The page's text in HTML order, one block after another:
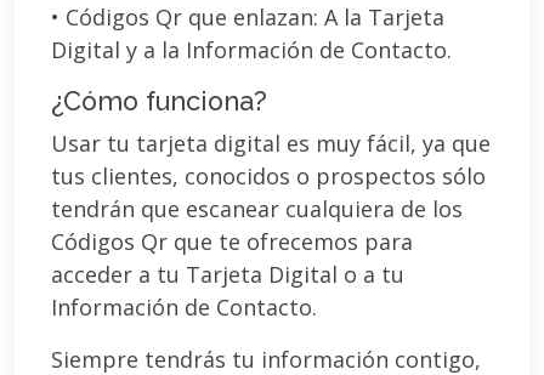
• Códigos Qr que enlazan: A la Tarjeta
Digital y a la Información de Contacto.
¿Cómo funciona?
Usar tu tarjeta digital es muy fácil, ya que
tus clientes, conocidos o prospectos sólo
tendrán que escanear cualquiera de los
Códigos Qr que te ofrecemos para
acceder a tu Tarjeta Digital o a tu
Información de Contacto.
Siempre tendrás tu información contigo,